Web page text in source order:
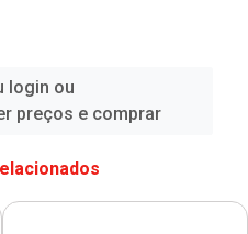
login ou
preços e comprar